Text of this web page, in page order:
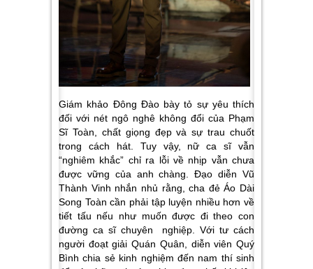
Giám khảo Đông Đào bày tỏ sự yêu thích
đối với nét ngô nghê không đổi của Phạm
Sĩ Toàn, chất giọng đẹp và sự trau chuốt
trong cách hát. Tuy vậy, nữ ca sĩ vẫn
“nghiêm khắc” chỉ ra lỗi về nhịp vẫn chưa
được vững của anh chàng. Đạo diễn Vũ
Thành Vinh nhắn nhủ rằng, cha đẻ Áo Dài
Song Toàn cần phải tập luyện nhiều hơn về
tiết tấu nếu như muốn được đi theo con
đường ca sĩ chuyên nghiệp. Với tư cách
người đoạt giải Quán Quân, diễn viên Quý
Bình chia sẻ kinh nghiệm đến nam thí sinh